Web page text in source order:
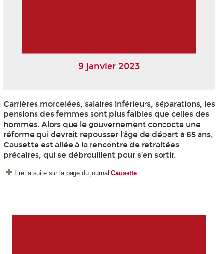
9 janvier 2023
Carrières morcelées, salaires inférieurs, séparations, les
pensions des femmes sont plus faibles que celles des
hommes. Alors que le gouvernement concocte une
réforme qui devrait repousser l’âge de départ à 65 ans,
Causette est allée à la rencontre de retraitées
précaires, qui se débrouillent pour s’en sortir.
Lire la suite sur la page du journal Causette